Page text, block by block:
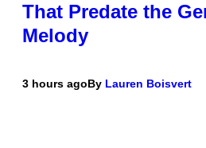
That Predate the
Melody
3 hours agoBy Lauren Boisvert